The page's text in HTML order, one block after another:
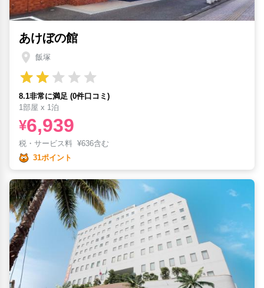
あけぼの館
飯塚
8.1非常に満足 (0件口コミ)
1部屋 x 1泊
¥6,939
税・サービス料 ¥636含む
31ポイント